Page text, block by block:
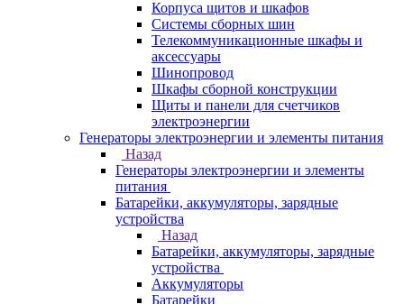
Корпуса щитов и шкафов
Системы сборных шин
Телекоммуникационные шкафы и
аксессуары
Шинопровод
Шкафы сборной конструкции
Щиты и панели для счетчиков
электроэнергии
Генераторы электроэнергии и элементы питания
Назад
Генераторы электроэнергии и элементы
питания
Батарейки, аккумуляторы, зарядные
устройства
Назад
Батарейки, аккумуляторы, зарядные
устройства
Аккумуляторы
Батарейки